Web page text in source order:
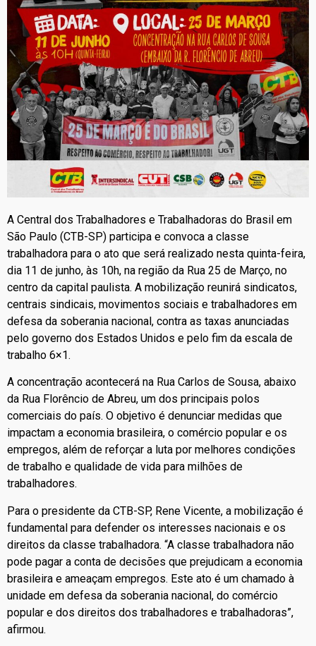
A Central dos Trabalhadores e Trabalhadoras do Brasil em
São Paulo (CTB-SP) participa e convoca a classe
trabalhadora para o ato que será realizado nesta quinta-feira,
dia 11 de junho, às 10h, na região da Rua 25 de Março, no
centro da capital paulista. A mobilização reunirá sindicatos,
centrais sindicais, movimentos sociais e trabalhadores em
defesa da soberania nacional, contra as taxas anunciadas
pelo governo dos Estados Unidos e pelo fim da escala de
trabalho 6×1.
A concentração acontecerá na Rua Carlos de Sousa, abaixo
da Rua Florêncio de Abreu, um dos principais polos
comerciais do país. O objetivo é denunciar medidas que
impactam a economia brasileira, o comércio popular e os
empregos, além de reforçar a luta por melhores condições
de trabalho e qualidade de vida para milhões de
trabalhadores.
Para o presidente da CTB-SP, Rene Vicente, a mobilização é
fundamental para defender os interesses nacionais e os
direitos da classe trabalhadora. “A classe trabalhadora não
pode pagar a conta de decisões que prejudicam a economia
brasileira e ameaçam empregos. Este ato é um chamado à
unidade em defesa da soberania nacional, do comércio
popular e dos direitos dos trabalhadores e trabalhadoras”,
afirmou.